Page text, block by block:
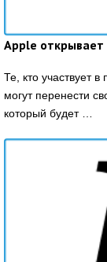
Apple открывает
Те, кто участвует
могут перенести
который будет …